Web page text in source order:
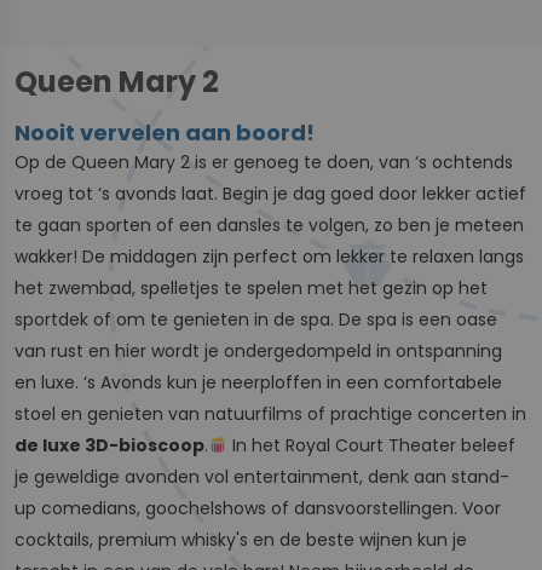
Queen Mary 2
Nooit vervelen aan boord!
Op de Queen Mary 2 is er genoeg te doen, van ‘s ochtends
vroeg tot ‘s avonds laat. Begin je dag goed door lekker actief
te gaan sporten of een dansles te volgen, zo ben je meteen
wakker! De middagen zijn perfect om lekker te relaxen langs
het zwembad, spelletjes te spelen met het gezin op het
sportdek of om te genieten in de spa. De spa is een oase
van rust en hier wordt je ondergedompeld in ontspanning
en luxe. ‘s Avonds kun je neerploffen in een comfortabele
stoel en genieten van natuurfilms of prachtige concerten in
de luxe 3D-bioscoop.
In het Royal Court Theater beleef
je geweldige avonden vol entertainment, denk aan stand-
up comedians, goochelshows of dansvoorstellingen. Voor
cocktails, premium whisky's en de beste wijnen kun je